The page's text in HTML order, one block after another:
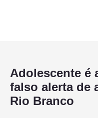
Adolescente é
falso alerta de
Rio Branco